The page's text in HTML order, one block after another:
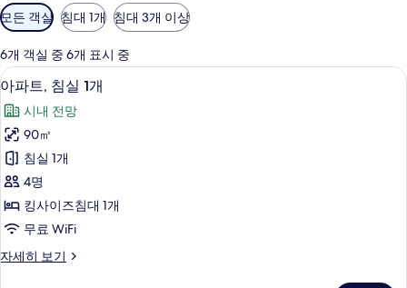
객
실
에
사
용
가
능
한
필
터
모든 객실 침대 1개 침대 3개 이상
6개 객실 중 6개 표시 중
아
파
트,
침
실
1
개
사
진
1 개의 침실, 고급 침구, 객실 내 금고, 책
10
아파트, 침실 1개
시내 전망
90㎡
침실 1개
4명
킹사이즈침대 1개
무료 WiFi
자세히 보기
아